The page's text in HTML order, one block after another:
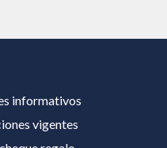
informativos
vigentes